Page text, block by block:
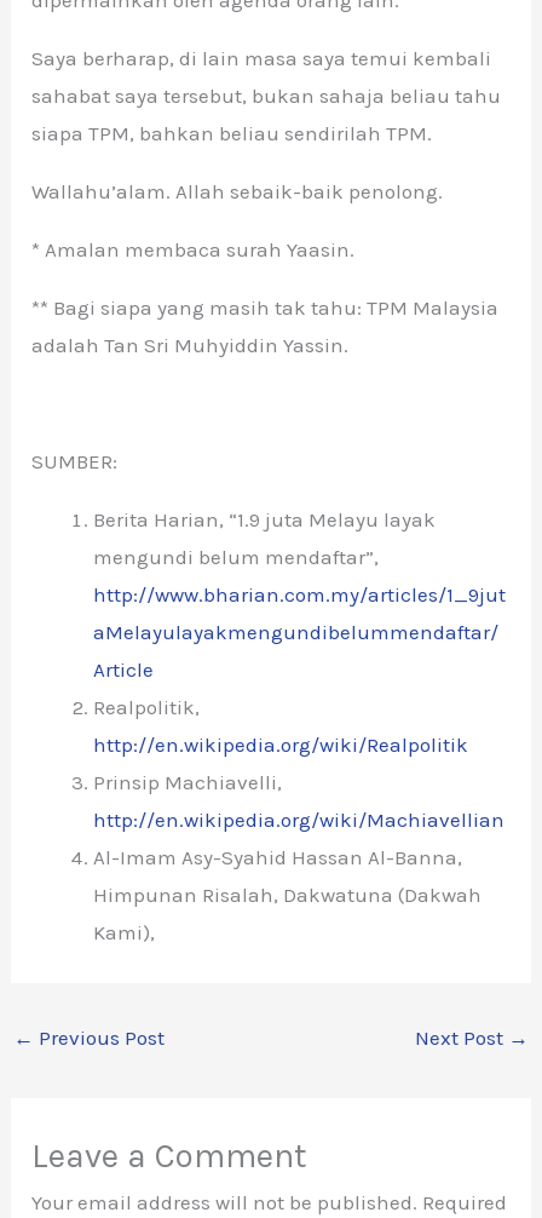
Saya berharap, di lain masa saya temui kembali
sahabat saya tersebut, bukan sahaja beliau tahu
siapa TPM, bahkan beliau sendirilah TPM.
Wallahu’alam. Allah sebaik-baik penolong.
* Amalan membaca surah Yaasin.
** Bagi siapa yang masih tak tahu: TPM Malaysia
adalah Tan Sri Muhyiddin Yassin.
SUMBER:
Berita Harian, “1.9 juta Melayu layak
mengundi belum mendaftar”,
http://www.bharian.com.my/articles/1_9jut
aMelayulayakmengundibelummendaftar/
Article
Realpolitik,
http://en.wikipedia.org/wiki/Realpolitik
Prinsip Machiavelli,
http://en.wikipedia.org/wiki/Machiavellian
Al-Imam Asy-Syahid Hassan Al-Banna,
Himpunan Risalah, Dakwatuna (Dakwah
Kami),
← Previous Post Next Post →
Leave a Comment
Your email address will not be published. Required